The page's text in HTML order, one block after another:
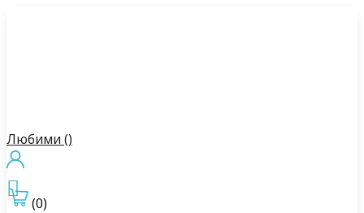
Любими ()
(0)
